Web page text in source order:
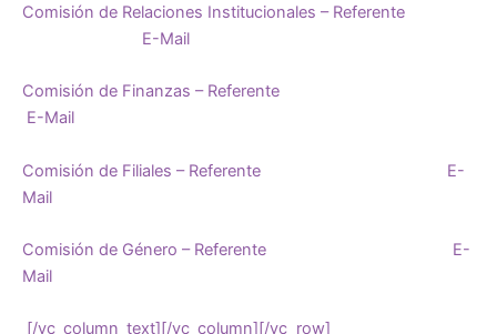
Comisión de Relaciones Institucionales – Referente
E-Mail
Comisión de Finanzas – Referente
E-Mail
Comisión de Filiales – Referente E-
Mail
Comisión de Género – Referente E-
Mail
[/vc_column_text][/vc_column][/vc_row]